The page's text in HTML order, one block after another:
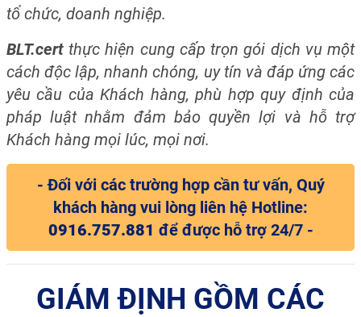
tổ chức, doanh nghiệp.
BLT.cert thực hiện cung cấp trọn gói dịch vụ một
cách độc lập, nhanh chóng, uy tín và đáp ứng các
yêu cầu của Khách hàng,phù hợp quy định của
pháp luật nhằm đảm bảo quyền lợi và hỗ trợ
Khách hàng mọi lúc, mọi nơi.
- Đối với các trường hợp cần tư vấn, Quý
khách hàng vui lòng liên hệ Hotline:
0916.757.881 để được hỗ trợ 24/7 -
GIÁM ĐỊNH GỒM CÁC